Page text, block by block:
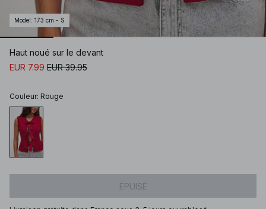
Model : 173 cm - S
Haut noué sur le devant
EUR 7.99 EUR 39.95
Couleur: Rouge
ÉPUISÉ